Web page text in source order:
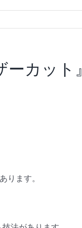
カット』
ります。